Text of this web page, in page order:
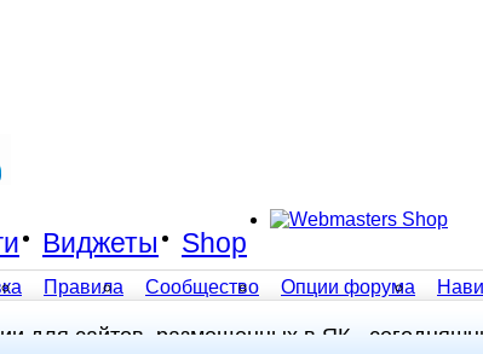
Правила Сообщество Опции форума
Виджеты Shop
для сайтов, размещенных в ЯК -